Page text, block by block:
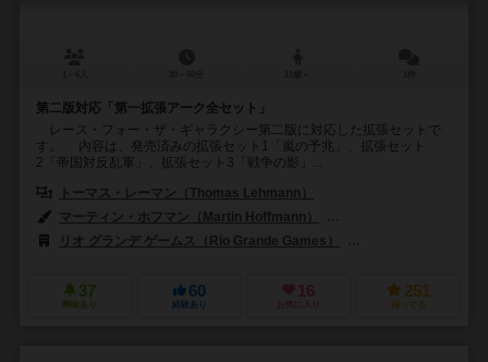
第二版対応「第一拡張アーク全セット」
レース・フォー・ザ・ギャラクシー第二版に対応した拡張セットで
す。 内容は、発売済みの拡張セット1「嵐の予兆」、拡張セット
2「帝国対反乱軍」、拡張セット3「戦争の影」...
トーマス・レーマン（Thomas Lehmann）
マーティン・ホフマン（Martin Hoffmann）
リオ グランデ ゲームス（Rio Grande Games）
37
興味あり
60
経験あり
16
お気に入り
251
持ってる